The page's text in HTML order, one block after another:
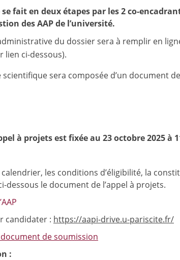
fait en deux étapes par les 2 co-
des AAP de l’université.
du dossier sera à remplir en
lien ci-dessous).
scientifique sera composée d’un document
à projets est fixée au 23 octobre 2025 à
les conditions d’éligibilité, la
dessous le document de l’appel à projets.
candidater : https://aapi-drive.u-pariscite.fr/
de soumission
: